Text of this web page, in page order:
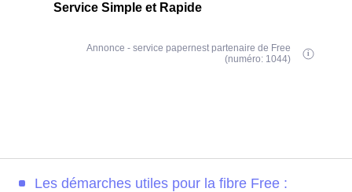
Service Simple et Rapide
Annonce - service papernest partenaire de Free
(numéro: 1044)
Les démarches utiles pour la fibre Free :